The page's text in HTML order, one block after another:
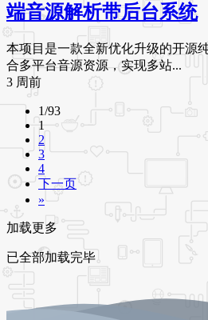
端音源解析带后台系统
本项目是一款全新优化升级的开源
合多平台音源资源，实现多站...
3 周前
1/93
1
2
3
4
下一页
»
加载更多
已全部加载完毕